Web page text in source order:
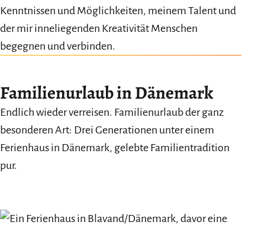
Kenntnissen und Möglichkeiten, meinem Talent und
der mir inneliegenden Kreativität Menschen
begegnen und verbinden.
Familienurlaub in Dänemark
Endlich wieder verreisen. Familienurlaub der ganz
besonderen Art: Drei Generationen unter einem
Ferienhaus in Dänemark, gelebte Familientradition
pur.